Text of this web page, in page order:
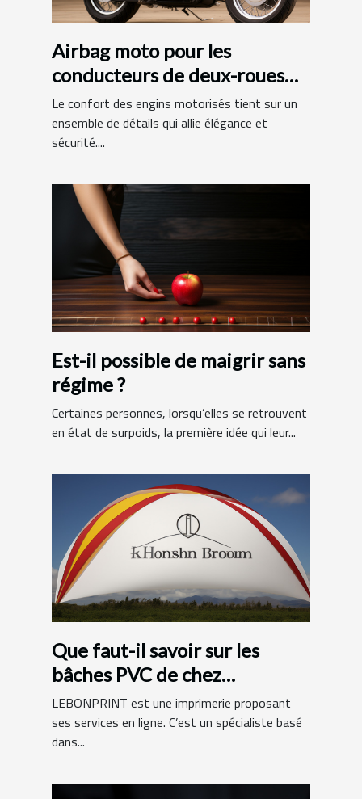
Airbag moto pour les
conducteurs de deux-roues
motorisés : quels avantages?
Le confort des engins motorisés tient sur un
ensemble de détails qui allie élégance et
sécurité....
Est-il possible de maigrir sans
régime ?
Certaines personnes, lorsqu’elles se retrouvent
en état de surpoids, la première idée qui leur...
Que faut-il savoir sur les
bâches PVC de chez
LEBONPRINT ?
LEBONPRINT est une imprimerie proposant
ses services en ligne. C’est un spécialiste basé
dans...